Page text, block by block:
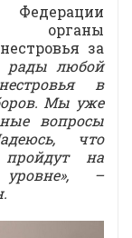
органы
за
любой
в
Мы уже
вопросы
что
на
уровне», –